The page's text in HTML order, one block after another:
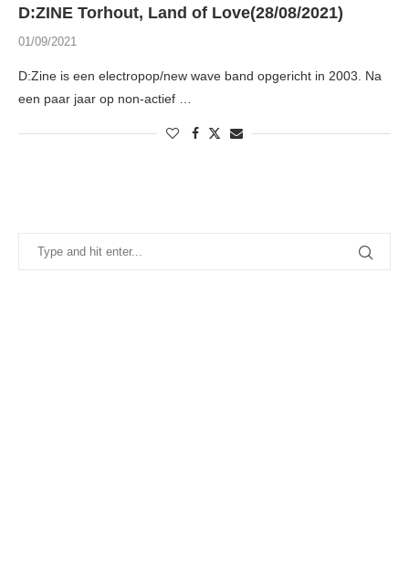
D:ZINE Torhout, Land of Love(28/08/2021)
01/09/2021
D:Zine is een electropop/new wave band opgericht in 2003. Na
een paar jaar op non-actief …